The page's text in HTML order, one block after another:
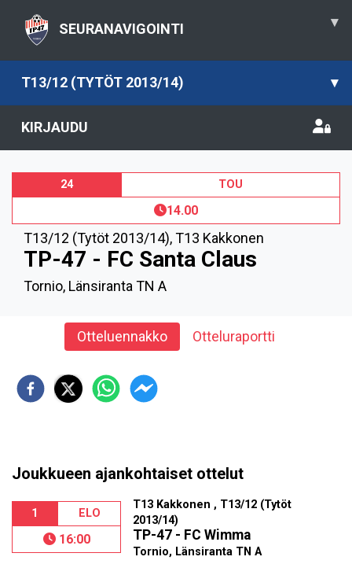
SEURANAVIGOINTI ▾
T13/12 (TYTÖT 2013/14) ▾
KIRJAUDU
24 TOU
14.00
T13/12 (Tytöt 2013/14),T13 Kakkonen
TP-47 - FC Santa Claus
Tornio, Länsiranta TN A
Otteluennakko Otteluraportti
Joukkueen ajankohtaiset ottelut
1 ELO
16:00
T13 Kakkonen , T13/12 (Tytöt
2013/14)
TP-47 - FC Wimma
Tornio, Länsiranta TN A